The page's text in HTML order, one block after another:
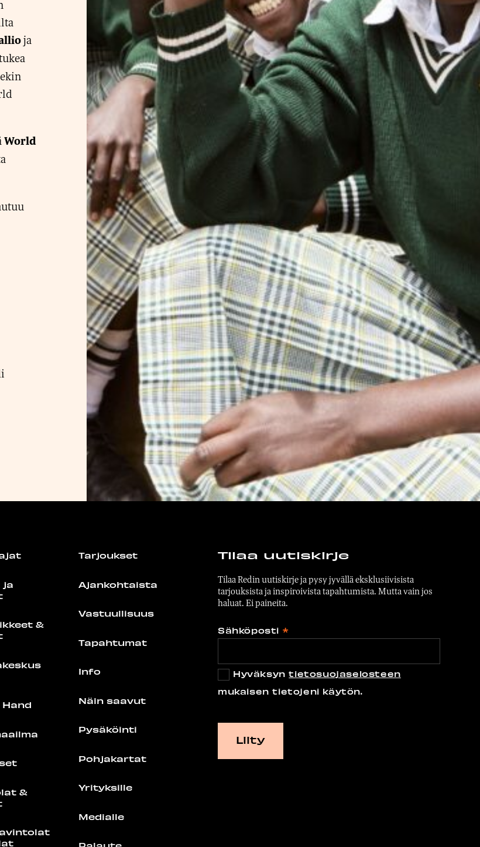
ja
World
ja
&
Hand
&
Tarjoukset
Ajankohtaista
Vastuullisuus
Tapahtumat
Info
Näin saavut
Pysäköinti
Pohjakartat
Yrityksille
Medialle
Tilaa uutiskirje
Tilaa Redin uutiskirje ja pysy jyvällä eksklusiivisista
tarjouksista ja inspiroivista tapahtumista. Mutta vain jos
haluat. Ei paineita.
Sähköposti *
Hyväksyntietosuojaselosteen
mukaisen tietojeni käytön.